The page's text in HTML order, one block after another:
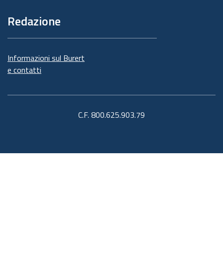
Redazione
Informazioni sul Burert
e contatti
C.F. 800.625.903.79